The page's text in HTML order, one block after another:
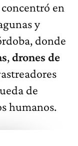
en
y
donde
,drones de
de
humanos.